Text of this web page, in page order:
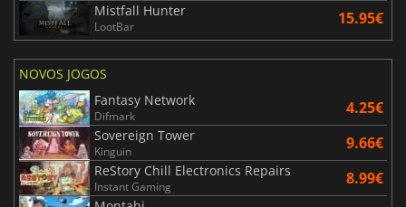
Mistfall Hunter
LootBar 15.95€
NOVOS JOGOS
Fantasy Network
Difmark 4.25€
Sovereign Tower
Kinguin 9.66€
ReStory Chill Electronics Repairs
Instant Gaming 8.99€